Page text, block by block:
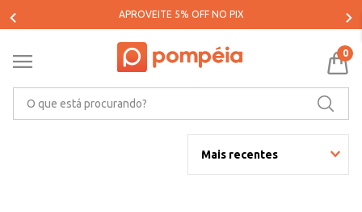
APROVEITE 5% OFF NO PIX
0
Mais recentes